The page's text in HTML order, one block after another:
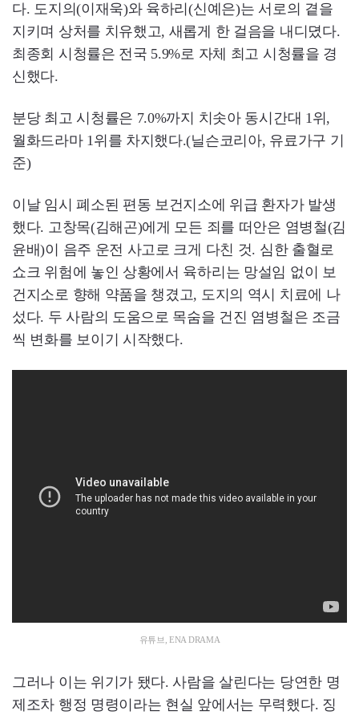
다. 도지의(이재욱)와 육하리(신예은)는 서로의 곁을
지키며 상처를 치유했고, 새롭게 한 걸음을 내디뎠다.
최종회 시청률은 전국 5.9%로 자체 최고 시청률을 경
신했다.
분당 최고 시청률은 7.0%까지 치솟아 동시간대 1위,
월화드라마 1위를 차지했다.(닐슨코리아, 유료가구 기
준)
이날 임시 폐소된 편동 보건지소에 위급 환자가 발생
했다. 고창목(김해곤)에게 모든 죄를 떠안은 염병철(김
윤배)이 음주 운전 사고로 크게 다친 것. 심한 출혈로
쇼크 위험에 놓인 상황에서 육하리는 망설임 없이 보
건지소로 향해 약품을 챙겼고, 도지의 역시 치료에 나
섰다. 두 사람의 도움으로 목숨을 건진 염병철은 조금
씩 변화를 보이기 시작했다.
유튜브, ENA DRAMA
그러나 이는 위기가 됐다. 사람을 살린다는 당연한 명
제조차 행정 명령이라는 현실 앞에서는 무력했다. 징